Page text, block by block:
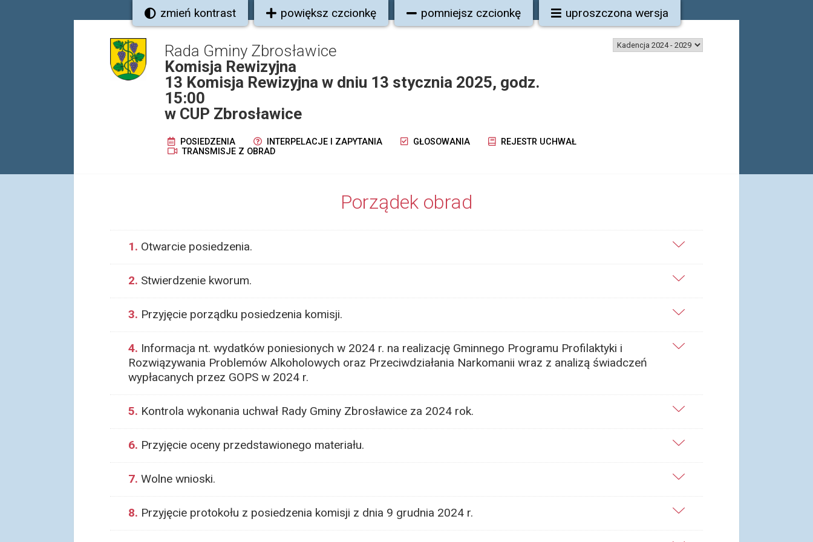
zmień kontrast powiększ czcionkę pomniejsz czcionkę uproszczona wersja
Rada Gminy Zbrosławice
Komisja Rewizyjna
13 Komisja Rewizyjna w dniu 13 stycznia 2025, godz.
15:00
w CUP Zbrosławice
POSIEDZENIA INTERPELACJE I ZAPYTANIA GŁOSOWANIA
REJESTR UCHWAŁ
TRANSMISJE Z OBRAD
Porządek obrad
1. Otwarcie posiedzenia.
2. Stwierdzenie kworum.
3. Przyjęcie porządku posiedzenia komisji.
4. Informacja nt. wydatków poniesionych w 2024 r. na realizację Gminnego Programu Profilaktyki i
Rozwiązywania Problemów Alkoholowych oraz Przeciwdziałania Narkomanii wraz z analizą świadczeń
wypłacanych przez GOPS w 2024 r.
5. Kontrola wykonania uchwał Rady Gminy Zbrosławice za 2024 rok.
6. Przyjęcie oceny przedstawionego materiału.
7. Wolne wnioski.
8. Przyjęcie protokołu z posiedzenia komisji z dnia 9 grudnia 2024 r.